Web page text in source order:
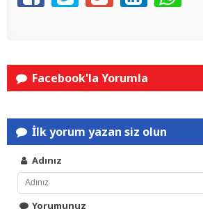
Facebook'la Yorumla
İlk yorum yazan siz olun
Adınız
Yorumunuz